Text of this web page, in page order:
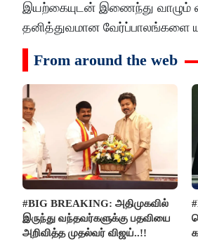
இயற்கையுடன் இணைந்து வாழும்
தனித்துவமான வேர்ப்பாலங்களை
From around the web
#BIG BREAKING: அதிமுகவில்
இருந்து வந்தவர்களுக்கு பதவியை
அறிவித்த முதல்வர் விஜய்..!!